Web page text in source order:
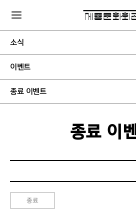
소식
이벤트
종료 이벤트
종료 이
종료